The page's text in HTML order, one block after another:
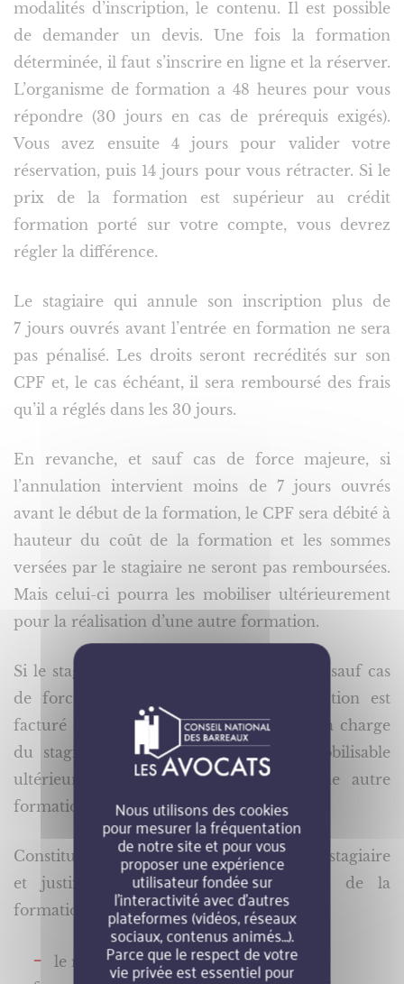
modalités d’inscription, le contenu. Il est possible
de demander un devis. Une fois la formation
déterminée, il faut s’inscrire en ligne et la réserver.
L’organisme de formation a 48 heures pour vous
répondre (30 jours en cas de prérequis exigés).
Vous avez ensuite 4 jours pour valider votre
réservation, puis 14 jours pour vous rétracter. Si le
prix de la formation est supérieur au crédit
formation porté sur votre compte, vous devrez
régler la différence.
Le stagiaire qui annule son inscription plus de
7 jours ouvrés avant l’entrée en formation ne sera
pas pénalisé. Les droits seront recrédités sur son
CPF et, le cas échéant, il sera remboursé des frais
qu’il a réglés dans les 30 jours.
En revanche, et sauf cas de force majeure, si
l’annulation intervient moins de 7 jours ouvrés
avant le début de la formation, le CPF sera débité à
hauteur du coût de la formation et les sommes
versées par le stagiaire ne seront pas remboursées.
Mais celui-ci pourra les mobiliser ultérieurement
pour la réalisation d’une autre formation.
Si le stagiaire interrompt sa formation et sauf cas
de force majeure, le coût de la formation est
facturé en intégralité. La partie restée à la charge
du stagiaire n’est ni remboursée, ni mobilisable
ultérieurement pour la réalisation d’une autre
formation.
Constitue un cas de force majeure pour le stagiaire
et justifie le remboursement du prix de la
formation :
le refus de l’employeur du congé de
Nous utilisons des cookies
pour mesurer la fréquentation
de notre site et pour vous
proposer une expérience
utilisateur fondée sur
l’interactivité avec d’autres
plateformes (vidéos, réseaux
sociaux, contenus animés…).
Parce que le respect de votre
vie privée est essentiel pour